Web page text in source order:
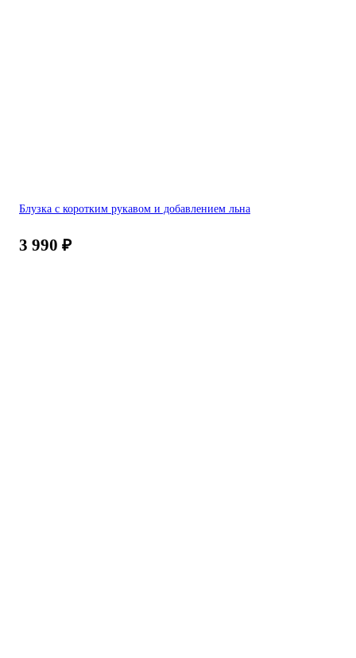
Блузка с коротким рукавом и добавлением льна
3 990 ₽